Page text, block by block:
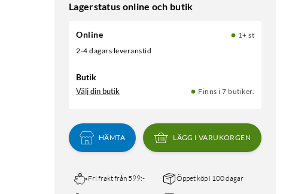
Lagerstatus online och butik
Online
1+ st
2-4 dagars leveranstid
Butik
Välj din butik Finns i 7 butiker.
HÄMTA LÄGG I VARUKORGEN
Fri frakt från 599:- Öppet köp i 100 dagar